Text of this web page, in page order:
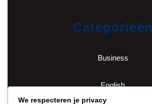
Categorieën
Business
English
We respecteren je privacy